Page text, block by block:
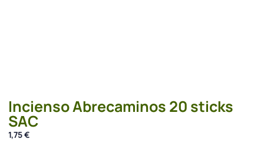
Incienso Abrecaminos 20 sticks
SAC
1,75€